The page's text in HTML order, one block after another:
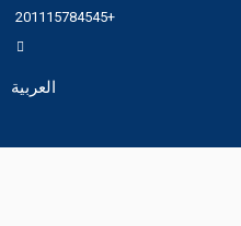
+201115784545
العربية